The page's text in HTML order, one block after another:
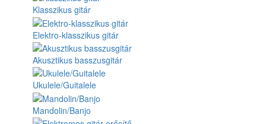
Klasszikus gitár
Elektro-klasszikus gitár
Akusztikus basszusgitár
Ukulele/Guitalele
Mandolin/Banjo